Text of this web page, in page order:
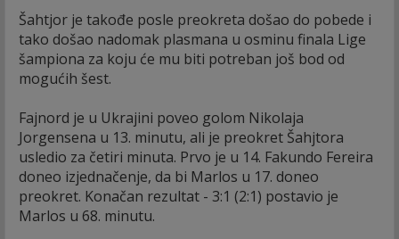
Šahtjor je takođe posle preokreta došao do pobede i
tako došao nadomak plasmana u osminu finala Lige
šampiona za koju će mu biti potreban još bod od
mogućih šest.
Fajnord je u Ukrajini poveo golom Nikolaja
Jorgensena u 13. minutu, ali je preokret Šahjtora
usledio za četiri minuta. Prvo je u 14. Fakundo Fereira
doneo izjednačenje, da bi Marlos u 17. doneo
preokret. Konačan rezultat - 3:1 (2:1) postavio je
Marlos u 68. minutu.